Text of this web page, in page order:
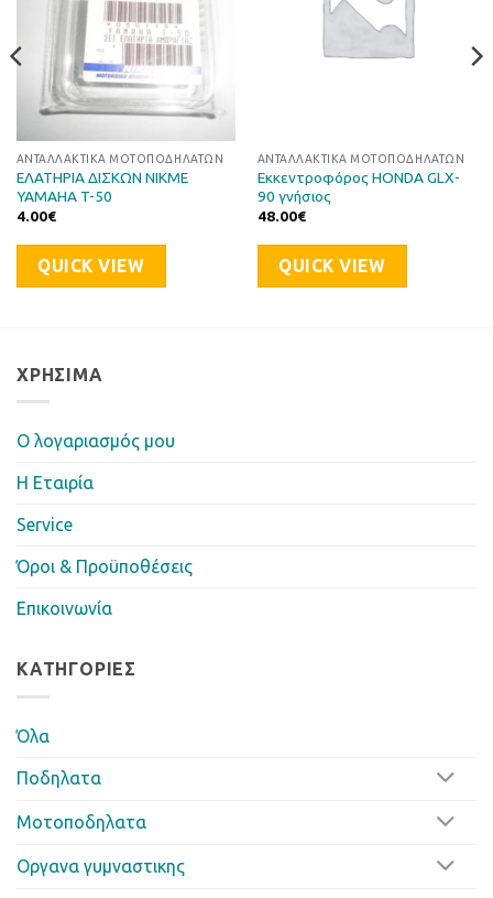
ΑΝΤΑΛΛΑΚΤΙΚΆ ΜΟΤΟΠΟΔΗΛΆΤΩΝ
ΕΛΑΤΗΡΙΑ ΔΙΣΚΩΝ NIKME
YAMAHA T-50
4.00€
QUICK VIEW
ΑΝΤΑΛΛΑΚΤΙΚΆ ΜΟΤΟΠΟΔΗΛΆΤΩΝ
Eκκεντροφόρος HONDA GLX-
90 γνήσιος
48.00€
QUICK VIEW
ΧΡΉΣΙΜΑ
Ο λογαριασμός μου
Η Eταιρία
Service
Όροι & Προϋποθέσεις
Επικοινωνία
ΚΑΤΗΓΟΡΊΕΣ
Όλα
Ποδηλατα
Μοτοποδηλατα
Οργανα γυμναστικης